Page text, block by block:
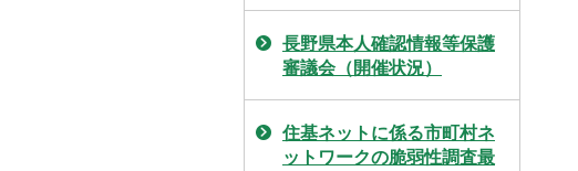
長野県本人確認情報等保護
審議会（開催状況）
住基ネットに係る市町村ネ
ットワークの脆弱性調査最